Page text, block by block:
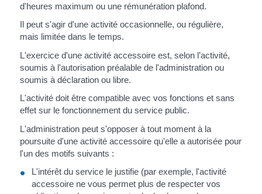
d'heures maximum ou une rémunération plafond.
Il peut s'agir d'une activité occasionnelle, ou régulière,
mais limitée dans le temps.
L'exercice d'une activité accessoire est, selon l’activité,
soumis à l'autorisation préalable de l'administration ou
soumis à déclaration ou libre.
L'activité doit être compatible avec vos fonctions et sans
effet sur le fonctionnement du service public.
L'administration peut s'opposer à tout moment à la
poursuite d'une activité accessoire qu'elle a autorisée pour
l'un des motifs suivants :
L'intérêt du service le justifie (par exemple, l'activité
accessoire ne vous permet plus de respecter vos